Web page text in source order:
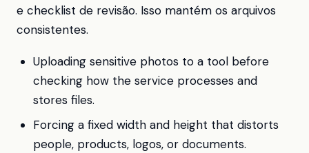
e checklist de revisão. Isso mantém os arquivos
consistentes.
Uploading sensitive photos to a tool before
checking how the service processes and
stores files.
Forcing a fixed width and height that distorts
people, products, logos, or documents.